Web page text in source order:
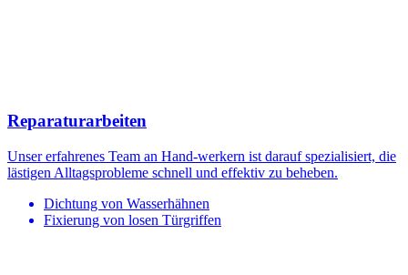
Reparaturarbeiten
Unser erfahrenes Team an Hand-werkern ist darauf spezialisiert, die
lästigen Alltagsprobleme schnell und effektiv zu beheben.
Dichtung von Wasserhähnen
Fixierung von losen Türgriffen